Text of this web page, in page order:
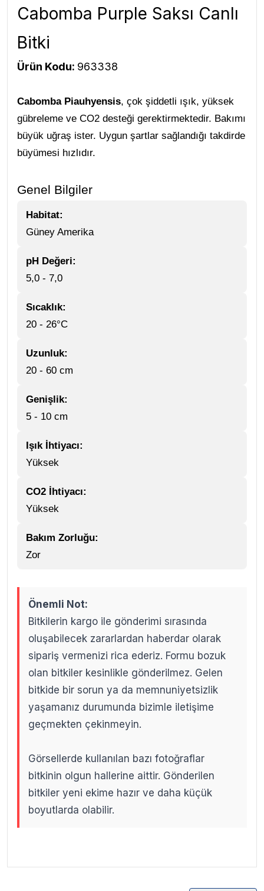
Cabomba Purple Saksı Canlı
Bitki
Ürün Kodu: 963338
Cabomba Piauhyensis, çok şiddetli ışık, yüksek
gübreleme ve CO2 desteği gerektirmektedir. Bakımı
büyük uğraş ister. Uygun şartlar sağlandığı takdirde
büyümesi hızlıdır.
Genel Bilgiler
Habitat:
Güney Amerika
pH Değeri:
5,0 - 7,0
Sıcaklık:
20 - 26°C
Uzunluk:
20 - 60 cm
Genişlik:
5 - 10 cm
Işık İhtiyacı:
Yüksek
CO2 İhtiyacı:
Yüksek
Bakım Zorluğu:
Zor
Önemli Not:
Bitkilerin kargo ile gönderimi sırasında
oluşabilecek zararlardan haberdar olarak
sipariş vermenizi rica ederiz. Formu bozuk
olan bitkiler kesinlikle gönderilmez. Gelen
bitkide bir sorun ya da memnuniyetsizlik
yaşamanız durumunda bizimle iletişime
geçmekten çekinmeyin.
Görsellerde kullanılan bazı fotoğraflar
bitkinin olgun hallerine aittir. Gönderilen
bitkiler yeni ekime hazır ve daha küçük
boyutlarda olabilir.